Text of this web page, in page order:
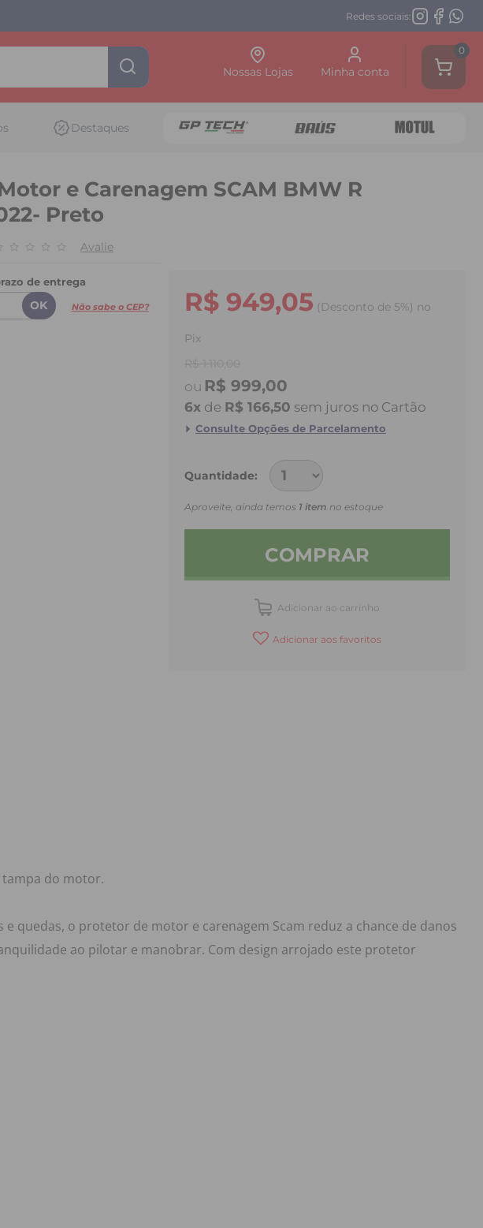
Redes sociais:
0
Minha conta
Nossas Lojas
Destaques
e Carenagem SCAM BMW R
Preto
Avalie
de entrega
Não sabe o CEP? R$ 949,05 (Desconto de 5%) no
Pix
R$ 999,00
6x de R$ 166,50 sem juros no
Quantidade
Aproveite, ainda temos 1 item no estoque
COMPRAR
Adicionar ao carrinho
Adicionar aos favoritos
tampa do motor.
quedas, o protetor de motor e carenagem Scam reduz a chance de danos
ao pilotar e manobrar. Com design arrojado este protetor